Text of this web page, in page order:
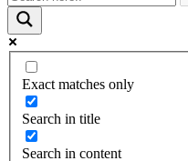
Exact matches only
Search in title
Search in content